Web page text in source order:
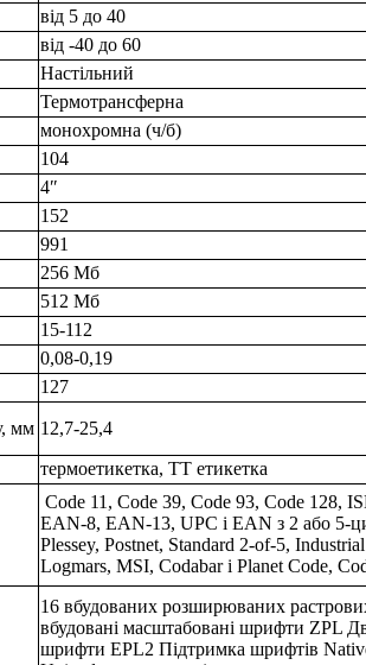
від 5 до 40
від -40 до 60
Настільний
Термотрансферна
монохромна (ч/б)
104
4″
152
991
256 Мб
512 Мб
15-112
0,08-0,19
127
мм 12,7-25,4
термоетикетка, ТТ етикетка
Code 11, Code 39, Code 93, Code 128,
EAN-8, EAN-13, UPC і EAN з 2 або 5-
Plessey, Postnet, Standard 2-of-5,
Logmars, MSI, Codabar і Planet Code,
16 вбудованих розширюваних
вбудовані масштабовані шрифти ZPL
шрифти EPL2 Підтримка шрифтів